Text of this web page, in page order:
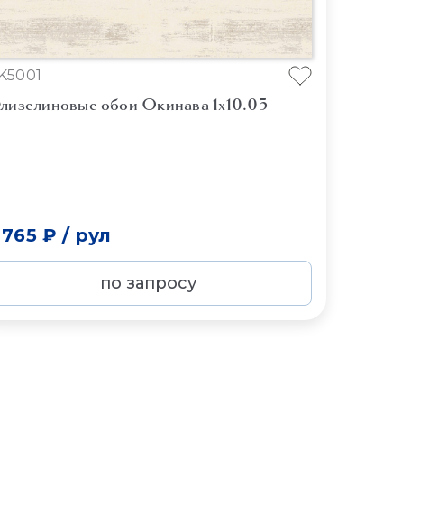
обои Окинава 1x10.05
₽ / рул
по запросу